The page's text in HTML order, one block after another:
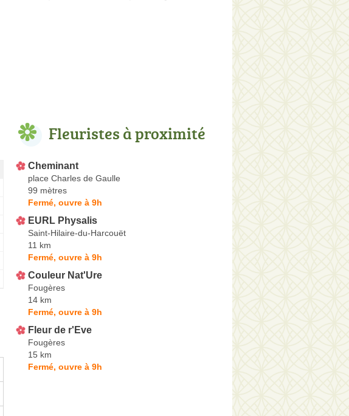
Fleuristes à proximité
Cheminant
place Charles de Gaulle
99 mètres
Fermé, ouvre à 9h
EURL Physalis
Saint-Hilaire-du-Harcouët
11 km
Fermé, ouvre à 9h
Couleur Nat'Ure
Fougères
14 km
Fermé, ouvre à 9h
Fleur de r'Eve
Fougères
15 km
Fermé, ouvre à 9h